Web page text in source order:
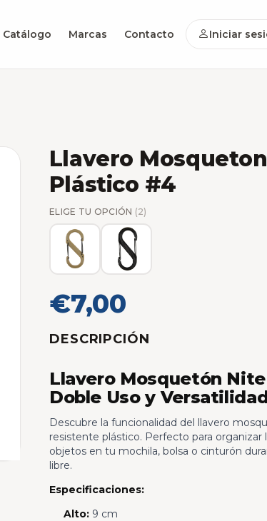
Catálogo Marcas Contacto Iniciar
Llavero
Plástico #4
ELIGE TU OPCIÓN (2)
€7,00
DESCRIPCIÓN
Llavero Mosquetón
Doble Uso y
Descubre la funcionalidad del llavero
resistente plástico. Perfecto para organizar
objetos en tu mochila, bolsa o cinturón
libre.
Especificaciones:
Alto:9 cm